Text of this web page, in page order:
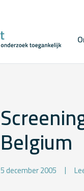
Belgium
5 december 2005